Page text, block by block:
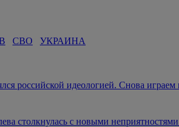
СВО УКРАИНА
российской идеологией. Снова
столкнулась с новыми